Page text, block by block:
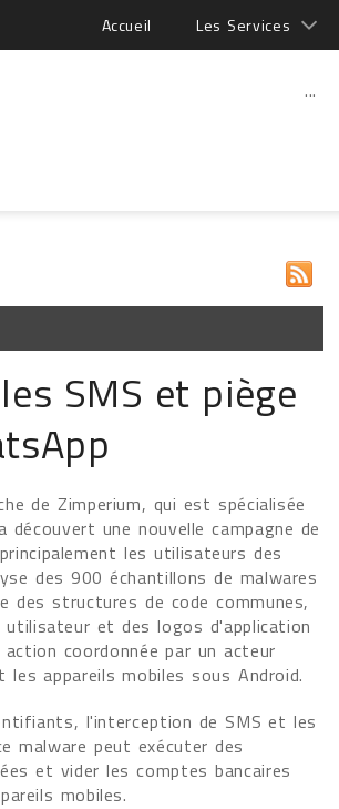
Accueil Les Services
...
SMS et piège
de Zimperium, qui est spécialisée
découvert une nouvelle campagne de
les utilisateurs des
des 900 échantillons de malwares
des structures de code communes,
et des logos d'application
coordonnée par un acteur
les appareils mobiles sous Android.
l'interception de SMS et les
malware peut exécuter des
et vider les comptes bancaires
mobiles.